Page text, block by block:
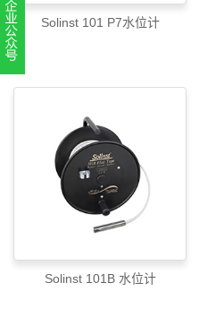
Solinst 101 P7水位计
Solinst 101B 水位计
扫一扫，关注官方账号